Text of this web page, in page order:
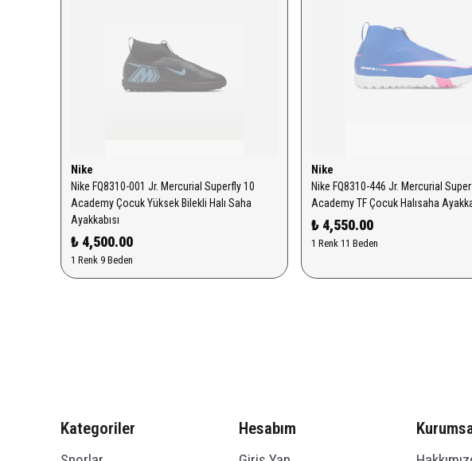
Nike
Nike FQ8310-001 Jr. Mercurial Superfly 10
Academy Çocuk Yüksek Bilekli Halı Saha
Ayakkabısı
₺ 4,500.00
1 Renk 9 Beden
Nike
Nike FQ8310-446 Jr. Mercurial
Academy TF Çocuk Halısaha
₺ 4,550.00
1 Renk 11 Beden
Kategoriler Hesabım